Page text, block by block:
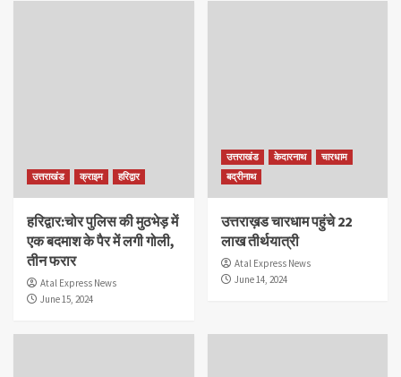
उत्तराखंड क्राइम हरिद्वार
हरिद्वार:चोर पुलिस की मुठभेड़ में
एक बदमाश के पैर में लगी गोली,
तीन फरार
Atal Express News
June 15, 2024
उत्तराखंड केदारनाथ
चारधाम
बद्रीनाथ
उत्तराख़ड चारधाम पहुंचे 22
लाख तीर्थयात्री
Atal Express News
June 14, 2024